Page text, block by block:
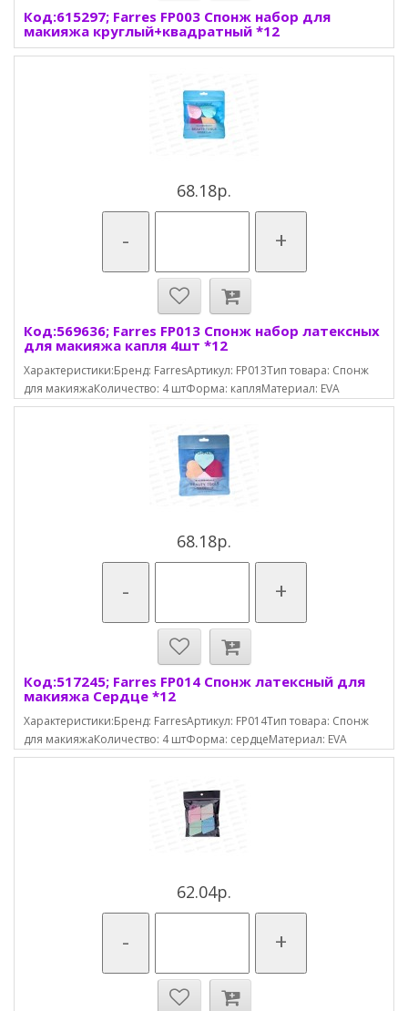
Код:615297; Farres FP003 Спонж набор для
макияжа круглый+квадратный *12
68.18р.
- +
Код:569636; Farres FP013 Спонж набор латексных
для макияжа капля 4шт *12
Характеристики:Бренд: FarresАртикул: FP013Тип товара: Спонж
для макияжаКоличество: 4 штФорма: капляМатериал: EVA
68.18р.
- +
Код:517245; Farres FP014 Спонж латексный для
макияжа Сердце *12
Характеристики:Бренд: FarresАртикул: FP014Тип товара: Спонж
для макияжаКоличество: 4 штФорма: сердцеМатериал: EVA
62.04р.
- +